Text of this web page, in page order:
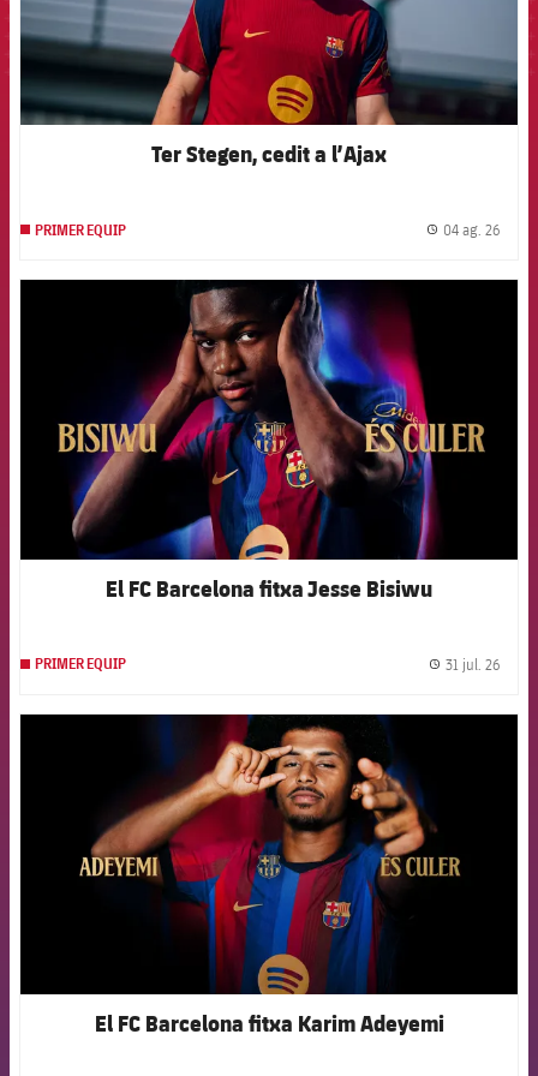
Ter Stegen, cedit a l’Ajax
PRIMER EQUIP 04 ag. 26
FCB Barcelona badge
El FC Barcelona fitxa Jesse Bisiwu
PRIMER EQUIP 31 jul. 26
FCB Barcelona badge
El FC Barcelona fitxa Karim Adeyemi